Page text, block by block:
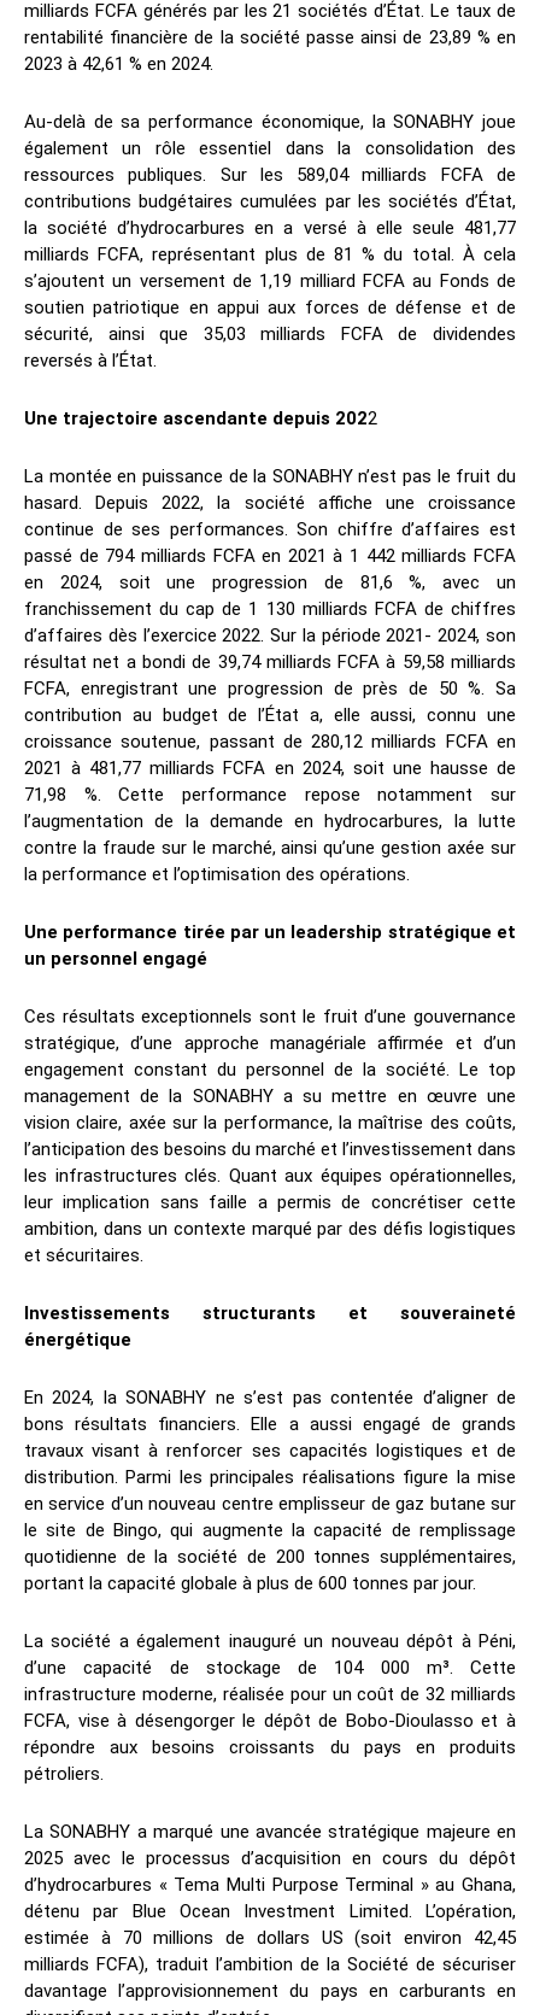
milliards FCFA générés par les 21 sociétés d’État. Le taux de
rentabilité financière de la société passe ainsi de 23,89 % en
2023 à 42,61 % en 2024.
Au-delà de sa performance économique, la SONABHY joue
également un rôle essentiel dans la consolidation des
ressources publiques. Sur les 589,04 milliards FCFA de
contributions budgétaires cumulées par les sociétés d’État,
la société d’hydrocarbures en a versé à elle seule 481,77
milliards FCFA, représentant plus de 81 % du total. À cela
s’ajoutent un versement de 1,19 milliard FCFA au Fonds de
soutien patriotique en appui aux forces de défense et de
sécurité, ainsi que 35,03 milliards FCFA de dividendes
reversés à l’État.
Une trajectoire ascendante depuis 2022
La montée en puissance de la SONABHY n’est pas le fruit du
hasard. Depuis 2022, la société affiche une croissance
continue de ses performances. Son chiffre d’affaires est
passé de 794 milliards FCFA en 2021 à 1 442 milliards FCFA
en 2024, soit une progression de 81,6 %, avec un
franchissement du cap de 1 130 milliards FCFA de chiffres
d’affaires dès l’exercice 2022. Sur la période 2021- 2024, son
résultat net a bondi de 39,74 milliards FCFA à 59,58 milliards
FCFA, enregistrant une progression de près de 50 %. Sa
contribution au budget de l’État a, elle aussi, connu une
croissance soutenue, passant de 280,12 milliards FCFA en
2021 à 481,77 milliards FCFA en 2024, soit une hausse de
71,98 %. Cette performance repose notamment sur
l’augmentation de la demande en hydrocarbures, la lutte
contre la fraude sur le marché, ainsi qu’une gestion axée sur
la performance et l’optimisation des opérations.
Une performance tirée par un leadership stratégique et
un personnel engagé
Ces résultats exceptionnels sont le fruit d’une gouvernance
stratégique, d’une approche managériale affirmée et d’un
engagement constant du personnel de la société. Le top
management de la SONABHY a su mettre en œuvre une
vision claire, axée sur la performance, la maîtrise des coûts,
l’anticipation des besoins du marché et l’investissement dans
les infrastructures clés. Quant aux équipes opérationnelles,
leur implication sans faille a permis de concrétiser cette
ambition, dans un contexte marqué par des défis logistiques
et sécuritaires.
Investissements structurants et souveraineté
énergétique
En 2024, la SONABHY ne s’est pas contentée d’aligner de
bons résultats financiers. Elle a aussi engagé de grands
travaux visant à renforcer ses capacités logistiques et de
distribution. Parmi les principales réalisations figure la mise
en service d’un nouveau centre emplisseur de gaz butane sur
le site de Bingo, qui augmente la capacité de remplissage
quotidienne de la société de 200 tonnes supplémentaires,
portant la capacité globale à plus de 600 tonnes par jour.
La société a également inauguré un nouveau dépôt à Péni,
d’une capacité de stockage de 104 000 m³. Cette
infrastructure moderne, réalisée pour un coût de 32 milliards
FCFA, vise à désengorger le dépôt de Bobo-Dioulasso et à
répondre aux besoins croissants du pays en produits
pétroliers.
La SONABHY a marqué une avancée stratégique majeure en
2025 avec le processus d’acquisition en cours du dépôt
d’hydrocarbures « Tema Multi Purpose Terminal » au Ghana,
détenu par Blue Ocean Investment Limited. L’opération,
estimée à 70 millions de dollars US (soit environ 42,45
milliards FCFA), traduit l’ambition de la Société de sécuriser
davantage l’approvisionnement du pays en carburants en